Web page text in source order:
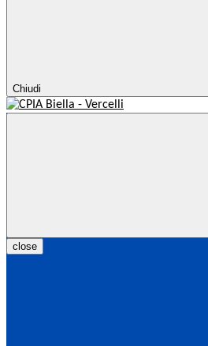
Chiudi
close